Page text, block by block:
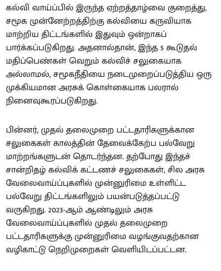
கல்வி வாய்ப்பில் இருந்த ஏற்றத்தாழ்வை குறைத்து,
சமூக முன்னேற்றத்திற்கு கல்வியை கருவியாக
மாற்றிய திட்டங்களில் இதுவும் ஒன்றாகப்
பார்க்கப்படுகிறது. அதனால்தான், இந்த 5 கூடுதல்
மதிப்பெண்கள் வெறும் கல்விச் சலுகையாக
அல்லாமல், சமூகநீதியை நடைமுறைப்படுத்திய ஒரு
முக்கியமான அரசுக் கொள்கையாக பலரால்
நினைவுகூரப்படுகிறது.
பின்னர், முதல் தலைமுறை பட்டதாரிகளுக்கான
சலுகைகள் காலத்தின் தேவைக்கேற்ப பல்வேறு
மாற்றங்களுடன் தொடர்ந்தன. தற்போது இந்தச்
சான்றிதழ் கல்விக் கட்டணச் சலுகைகள், சில அரசு
வேலைவாய்ப்புகளில் முன்னுரிமை உள்ளிட்ட
பல்வேறு திட்டங்களிலும் பயன்படுத்தப்பட்டு
வருகிறது. 2023-ஆம் ஆண்டிலும் அரசு
வேலைவாய்ப்புகளில் முதல் தலைமுறை
பட்டதாரிகளுக்கு முன்னுரிமை வழங்குவதற்கான
வழிகாட்டு நெறிமுறைகள் வெளியிடப்பட்டன.